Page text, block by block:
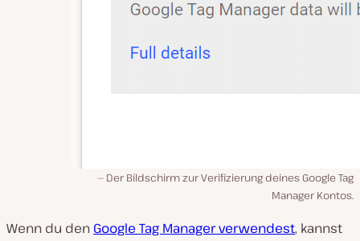
Der Bildschirm zur Verifizierung deines Google Tag
Manager Kontos.
Wenn du den Google Tag Manager verwendest, kannst